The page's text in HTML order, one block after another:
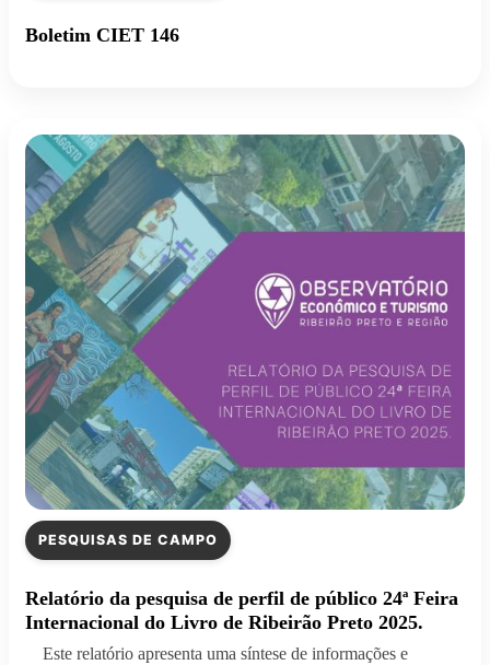
Boletim CIET 146
PESQUISAS DE CAMPO
Relatório da pesquisa de perfil de público 24ª Feira
Internacional do Livro de Ribeirão Preto 2025.
Este relatório apresenta uma síntese de informações e